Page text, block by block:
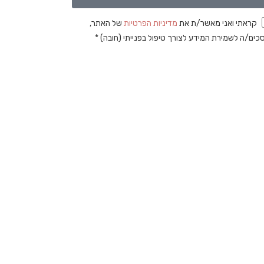
קראתי ואני מאשר/ת את מדיניות הפרטיותשל האתר,
ה לשמירת המידע לצורך טיפול בפנייתי (חובה) *